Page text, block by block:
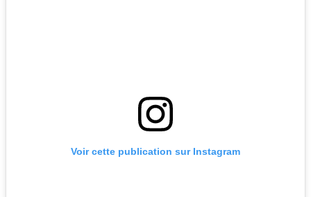
Voir cette publication sur Instagram